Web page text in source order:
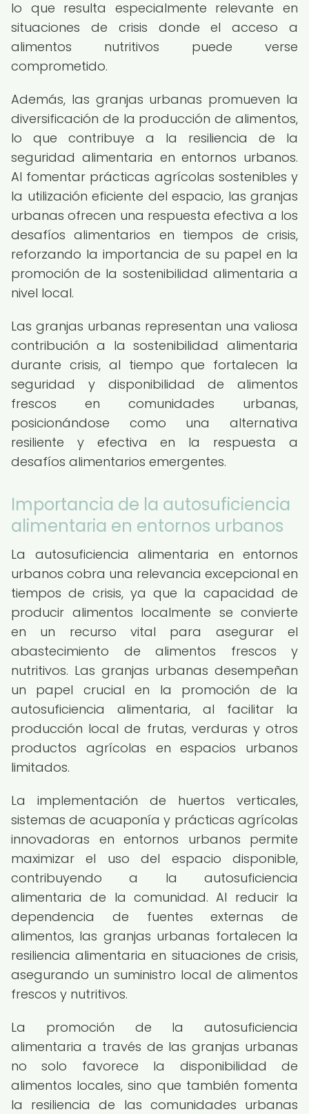
lo que resulta especialmente relevante en
situaciones de crisis donde el acceso a
alimentos nutritivos puede verse
comprometido.
Además, las granjas urbanas promueven la
diversificación de la producción de alimentos,
lo que contribuye a la resiliencia de la
seguridad alimentaria en entornos urbanos.
Al fomentar prácticas agrícolas sostenibles y
la utilización eficiente del espacio, las granjas
urbanas ofrecen una respuesta efectiva a los
desafíos alimentarios en tiempos de crisis,
reforzando la importancia de su papel en la
promoción de la sostenibilidad alimentaria a
nivel local.
Las granjas urbanas representan una valiosa
contribución a la sostenibilidad alimentaria
durante crisis, al tiempo que fortalecen la
seguridad y disponibilidad de alimentos
frescos en comunidades urbanas,
posicionándose como una alternativa
resiliente y efectiva en la respuesta a
desafíos alimentarios emergentes.
Importancia de la autosuficiencia
alimentaria en entornos urbanos
La autosuficiencia alimentaria en entornos
urbanos cobra una relevancia excepcional en
tiempos de crisis, ya que la capacidad de
producir alimentos localmente se convierte
en un recurso vital para asegurar el
abastecimiento de alimentos frescos y
nutritivos. Las granjas urbanas desempeñan
un papel crucial en la promoción de la
autosuficiencia alimentaria, al facilitar la
producción local de frutas, verduras y otros
productos agrícolas en espacios urbanos
limitados.
La implementación de huertos verticales,
sistemas de acuaponía y prácticas agrícolas
innovadoras en entornos urbanos permite
maximizar el uso del espacio disponible,
contribuyendo a la autosuficiencia
alimentaria de la comunidad. Al reducir la
dependencia de fuentes externas de
alimentos, las granjas urbanas fortalecen la
resiliencia alimentaria en situaciones de crisis,
asegurando un suministro local de alimentos
frescos y nutritivos.
La promoción de la autosuficiencia
alimentaria a través de las granjas urbanas
no solo favorece la disponibilidad de
alimentos locales, sino que también fomenta
la resiliencia de las comunidades urbanas